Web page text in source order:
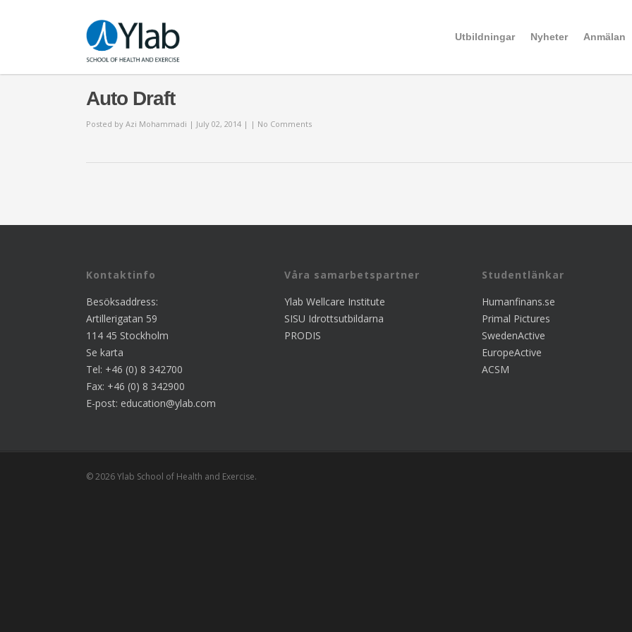
Utbildningar Nyheter Anmälan
Auto Draft
Posted by Azi Mohammadi | July 02, 2014 | | No Comments
Kontaktinfo
Besöksaddress:
Artillerigatan 59
114 45 Stockholm
Se karta
Tel: +46 (0) 8 342700
Fax: +46 (0) 8 342900
E-post: education@ylab.com
Våra samarbetspartner
Ylab Wellcare Institute
SISU Idrottsutbildarna
PRODIS
Studentlänkar
Humanfinans.se
Primal Pictures
SwedenActive
EuropeActive
ACSM
© 2026 Ylab School of Health and Exercise.